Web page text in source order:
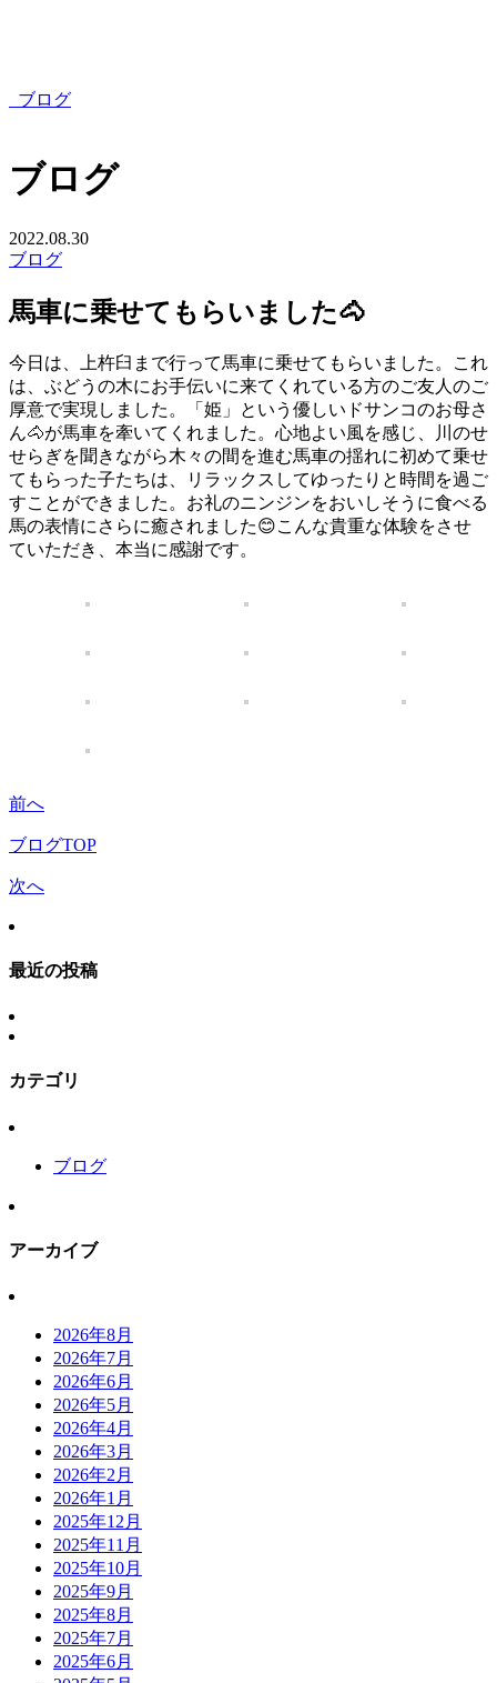
ブログ
ブログ
2022.08.30
ブログ
馬車に乗せてもらいました🐴
今日は、上杵臼まで行って馬車に乗せてもらいました。これ
は、ぶどうの木にお手伝いに来てくれている方のご友人のご
厚意で実現しました。「姫」という優しいドサンコのお母さ
ん🐴が馬車を牽いてくれました。心地よい風を感じ、川のせ
せらぎを聞きながら木々の間を進む馬車の揺れに初めて乗せ
てもらった子たちは、リラックスしてゆったりと時間を過ご
すことができました。お礼のニンジンをおいしそうに食べる
馬の表情にさらに癒されました😊こんな貴重な体験をさせ
ていただき、本当に感謝です。
前へ
ブログTOP
次へ
最近の投稿
カテゴリ
ブログ
アーカイブ
2026年8月
2026年7月
2026年6月
2026年5月
2026年4月
2026年3月
2026年2月
2026年1月
2025年12月
2025年11月
2025年10月
2025年9月
2025年8月
2025年7月
2025年6月